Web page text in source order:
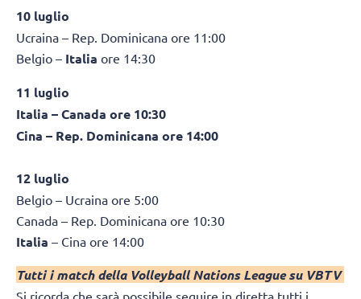
10 luglio
Ucraina – Rep. Dominicana ore 11:00
Belgio – Italia ore 14:30
11 luglio
Italia – Canada ore 10:30
Cina – Rep. Dominicana ore 14:00
12 luglio
Belgio – Ucraina ore 5:00
Canada – Rep. Dominicana ore 10:30
Italia – Cina ore 14:00
Tutti i match della Volleyball Nations League su VBTV